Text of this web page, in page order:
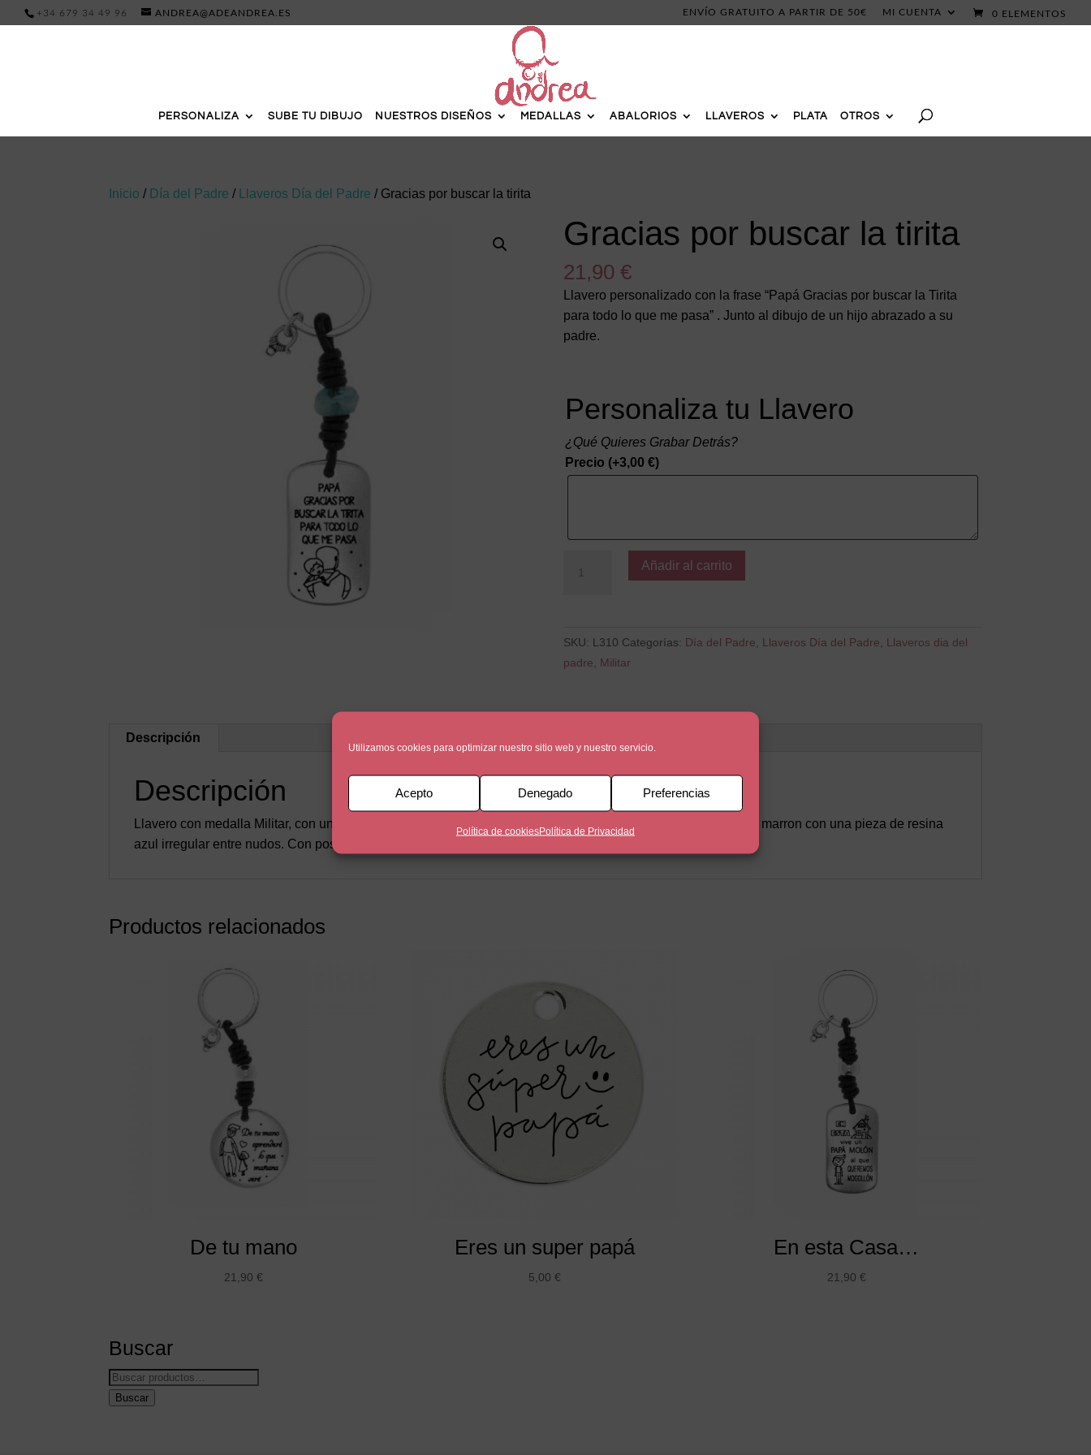
Utilizamos cookies para optimizar nuestro sitio web y nuestro servicio.
Acepto Denegado Preferencias
Política de cookiesPolítica de Privacidad
+34 679 34 49 96 ANDREA@ADEANDREA.ES ENVÍO GRATUITO A PARTIR DE 50€ MI CUENTA 0 ELEMENTOS
PERSONALIZA SUBE TU DIBUJO NUESTROS DISEÑOS MEDALLAS ABALORIOS LLAVEROS PLATA OTROS
Inicio / Día del Padre / Llaveros Día del Padre / Gracias por buscar la tirita
Gracias por buscar la tirita
21,90 €
Llavero personalizado con la frase “Papá Gracias por buscar la Tirita
para todo lo que me pasa” . Junto al dibujo de un hijo abrazado a su
padre.
Personaliza tu Llavero
¿Qué Quieres Grabar Detrás?
Precio (+3,00 €)
por
tirita
cantidad
Añadir al carrito
SKU: L310 Categorías: Día del Padre Llaveros Día del Padre
Llaveros dia del
padre
Militar
Descripción
Descripción
Llavero con medalla Militar, con un baño de plata de 5 micras, montado en cuero nacional de 2 5mm de color marron con una pieza de resina
azul irregular entre nudos. Con posibilidad de grabar la otra cara.
Productos relacionados
De tu mano
21,90 €
Eres un super papá
5,00€
En esta Casa…
21,90 €
Buscar
Buscar
por:
Buscar